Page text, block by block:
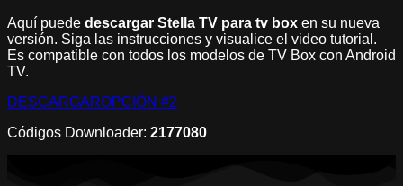
Aquí puede descargar Stella TV para tv box en su nueva
versión. Siga las instrucciones y visualice el video tutorial.
Es compatible con todos los modelos de TV Box con Android
TV.
DESCARGAROPCIÓN #2
Códigos Downloader: 2177080